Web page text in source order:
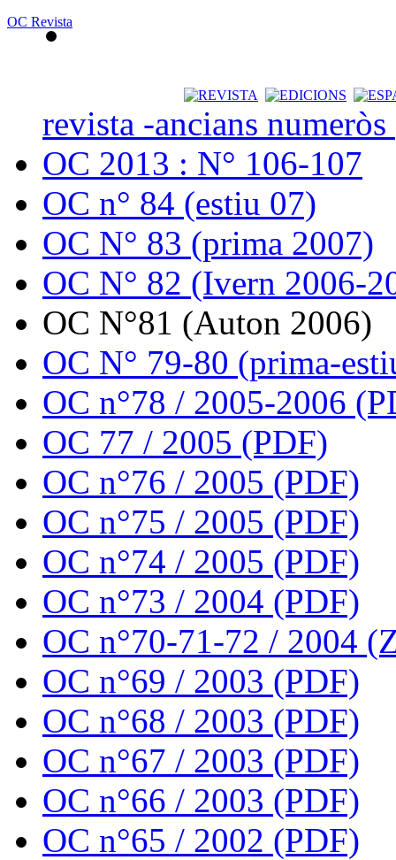
OC Revista
revista -ancians
OC 2013 : N° 106-107
OC n° 84 (estiu 07)
OC N° 83 (prima 2007)
OC N° 82 (Ivern 2006-
OC N°81 (Auton 2006)
OC N° 79-80 (prima-
OC n°78 / 2005-2006
OC 77 / 2005 (PDF)
OC n°76 / 2005 (PDF)
OC n°75 / 2005 (PDF)
OC n°74 / 2005 (PDF)
OC n°73 / 2004 (PDF)
OC n°70-71-72 / 2004
OC n°69 / 2003 (PDF)
OC n°68 / 2003 (PDF)
OC n°67 / 2003 (PDF)
OC n°66 / 2003 (PDF)
OC n°65 / 2002 (PDF)